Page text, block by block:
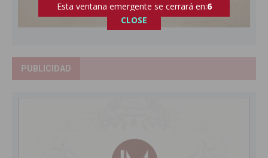
PUBLICIDAD
Esta ventana emergente se cerrará en:5
CLOSE